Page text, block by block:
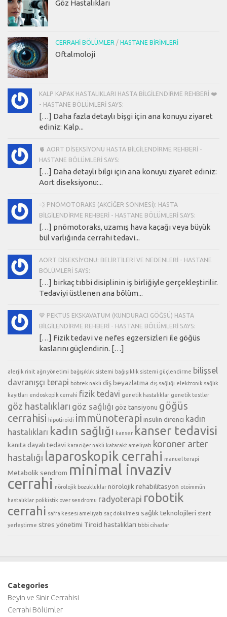
Göz Hastalıkları
CERRAHI BÖLÜMLER / HASTANE BIRIMLERI
Oftalmoloji
KALP KAPAK HASTALIKLARI HASTA BILGILENDIRME REHBERI ❤️
- HASTANE BÖLÜMLERI SAYS:
[…] Daha fazla detaylı bişgi için ana konuyu ziyaret
ediniz: Kalp...
🫀 AORT DISEKSIYONU HASTA BILGILENDIRME REHBERI -
HASTANE BÖLÜMLERI SAYS:
[…] Daha detaylı bilgi için ana konuyu ziyaret ediniz:
Aort diseksiyonu:...
💨 PNÖMOTORAKS (AKCIĞER SÖNMESI): HASTA
BILGILENDIRME REHBERI - HASTANE BÖLÜMLERI SAYS:
[…] pnömotoraks, uzamış hava kaçağı veya büyük
bül varlığında cerrahi tedavi...
AORT DISEKSIYONU: BELIRTILERI VE NEDENLERI - HASTANE
BÖLÜMLERI SAYS:
[…] birkaç tıbbi disiplinin iş birliğiyle gerçekleştirilir.
Tedaviyi üstlenen ana bölüm...
💙 PEKTUS EKSKAVATUM (KUNDURACI GÖĞSÜ) HASTA
BILGILENDIRME REHBERI - HASTANE BÖLÜMLERI SAYS:
[…] Fizik tedavi ve nefes egzersizleri ile göğüs
kaslarını güçlendirin. […]
alerjik rinit ağrı yönetimi bağışıklık sistemi bağışıklık sistemi güçlendirme bilişsel
davranışçı terapi böbrek nakli diş beyazlatma diş sağlığı elektronik sağlık
kayıtları endoskopik cerrahi fizik tedavi genetik hastalıklar genetik testler
göz hastalıkları göz sağlığı göz tansiyonu göğüs
cerrahisi hipotiroidi immünoterapi insülin direnci kadın
hastalıkları kadın sağlığı kanser kanser tedavisi
kanıta dayalı tedavi karaciğer nakli katarakt ameliyatı koroner arter
hastalığı laparoskopik cerrahi manuel terapi
Metabolik sendrom minimal invaziv
cerrahi nörolojik bozukluklar nörolojik rehabilitasyon otoimmün
hastalıklar polikistik over sendromu radyoterapi robotik
cerrahi safra kesesi ameliyatı saç dökülmesi sağlık teknolojileri stent
yerleştirme stres yönetimi Tiroid hastalıkları tıbbi cihazlar
Categories
Beyin ve Sinir Cerrahisi
Cerrahi Bölümler